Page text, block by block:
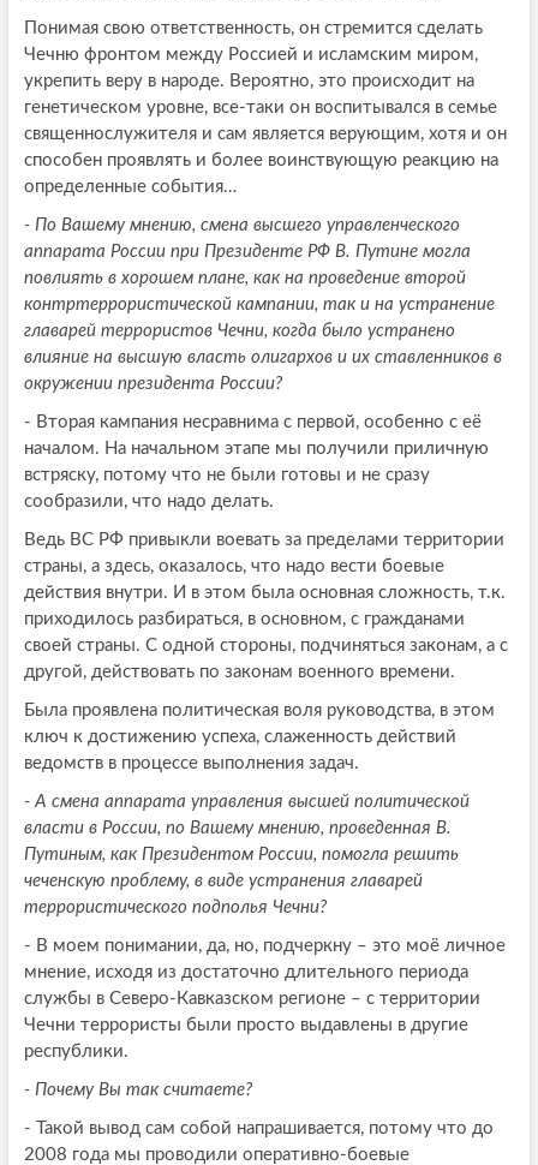
Понимая свою ответственность, он стремится сделать
Чечню фронтом между Россией и исламским миром,
укрепить веру в народе. Вероятно, это происходит на
генетическом уровне, все-таки он воспитывался в семье
священнослужителя и сам является верующим, хотя и он
способен проявлять и более воинствующую реакцию на
определенные события…
- По Вашему мнению, смена высшего управленческого
аппарата России при Президенте РФ В. Путине могла
повлиять в хорошем плане, как на проведение второй
контртеррористической кампании, так и на устранение
главарей террористов Чечни, когда было устранено
влияние на высшую власть олигархов и их ставленников в
окружении президента России?
- Вторая кампания несравнима с первой, особенно с её
началом. На начальном этапе мы получили приличную
встряску, потому что не были готовы и не сразу
сообразили, что надо делать.
Ведь ВС РФ привыкли воевать за пределами территории
страны, а здесь, оказалось, что надо вести боевые
действия внутри. И в этом была основная сложность, т.к.
приходилось разбираться, в основном, с гражданами
своей страны. С одной стороны, подчиняться законам, а с
другой, действовать по законам военного времени.
Была проявлена политическая воля руководства, в этом
ключ к достижению успеха, слаженность действий
ведомств в процессе выполнения задач.
- А смена аппарата управления высшей политической
власти в России, по Вашему мнению, проведенная В.
Путиным, как Президентом России, помогла решить
чеченскую проблему, в виде устранения главарей
террористического подполья Чечни?
- В моем понимании, да, но, подчеркну – это моё личное
мнение, исходя из достаточно длительного периода
службы в Северо-Кавказском регионе – с территории
Чечни террористы были просто выдавлены в другие
республики.
- Почему Вы так считаете?
- Такой вывод сам собой напрашивается, потому что до
2008 года мы проводили оперативно-боевые